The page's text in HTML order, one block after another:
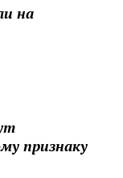
на
признаку